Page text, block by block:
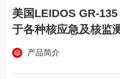
美国LEIDOS GR-
于各种核应急及核监
产品简介